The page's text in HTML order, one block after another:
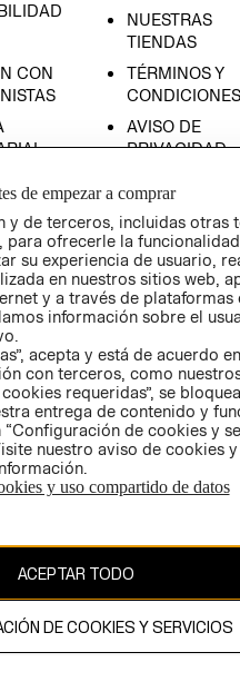
CON
NUESTRAS
TIENDAS
TÉRMINOS Y
CONDICIONES
AVISO DE
PRIVACIDAD
COOKIES
LIBRO DE
protegido por copyright y es
AB.
de empezar a comprar
y de terceros, incluidas otras
para ofrecerle la
su experiencia de usuario,
en nuestros sitios web,
y a través de plataformas
información sobre el
acepta y está de acuerdo
con terceros, como
requeridas”, se
entrega de contenido y
de cookies y
nuestro aviso de cookies
y uso compartido de datos
ACEPTAR TODO
DE COOKIES Y SERVICIOS